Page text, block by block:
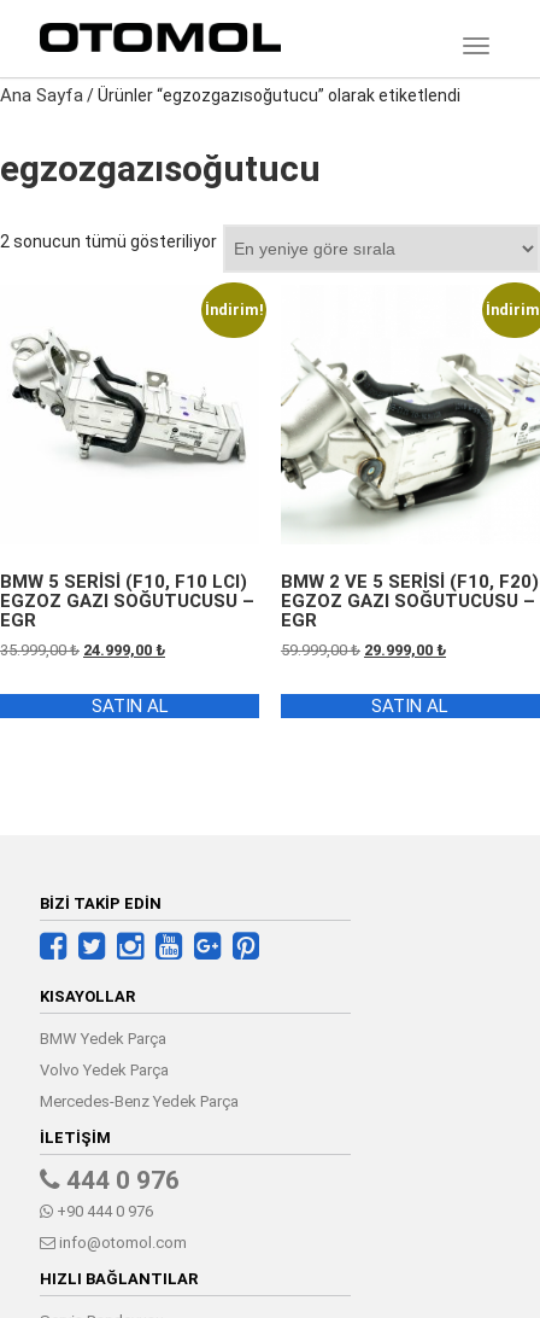
Ana Sayfa/ Ürünler “egzozgazısoğutucu” olarak etiketlendi
egzozgazısoğutucu
2 sonucun tümü gösteriliyorEn
yeniye
göre
sıralandı
İndirim!
BMW 5 SERİSİ (F10, F10 LCI)
EGZOZ GAZI SOĞUTUCUSU –
EGR
35.999,00₺ Orijinal
35.999,00 ₺.
24.999,00 ₺Şu
fiyat:
24.999,00 ₺.
SATIN AL
BMW 2 VE 5 SERİSİ (F10, F20)
EGZOZ GAZI SOĞUTUCUSU –
EGR
59.999,00₺ Orijinal
59.999,00 ₺.
29.999,00 ₺Şu
fiyat:
29.999,00 ₺.
SATIN AL
BİZİ TAKİP EDİN
KISAYOLLAR
BMW Yedek Parça
Volvo Yedek Parça
Mercedes-Benz Yedek Parça
İLETIŞIM
444 0 976
+90 444 0 976
info@otomol.com
HIZLI BAĞLANTILAR